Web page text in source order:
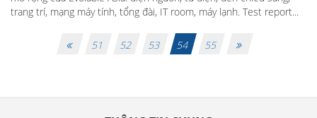
trang trí, mạng máy tính, tổng đài, IT room, máy lạnh. Test report...
51 52 53 54 55